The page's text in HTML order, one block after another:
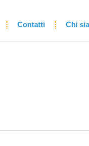
Contatti Chi